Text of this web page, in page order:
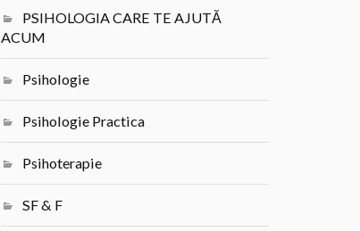
PSIHOLOGIA CARE TE AJUTĂ
ACUM
Psihologie
Psihologie Practica
Psihoterapie
SF & F